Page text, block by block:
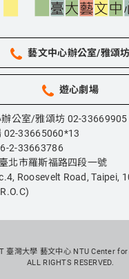
藝文中心辦公室/雅頌坊
遊心劇場
公室/雅頌坊 02-33669905
02-33665060*13
2-33663786
北市羅斯福路四段一號
Roosevelt Road, Taipei,
臺灣大學 藝文中心 NTU Center